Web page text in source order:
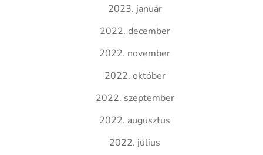
2023. január
2022. december
2022. november
2022. október
2022. szeptember
2022. augusztus
2022. július